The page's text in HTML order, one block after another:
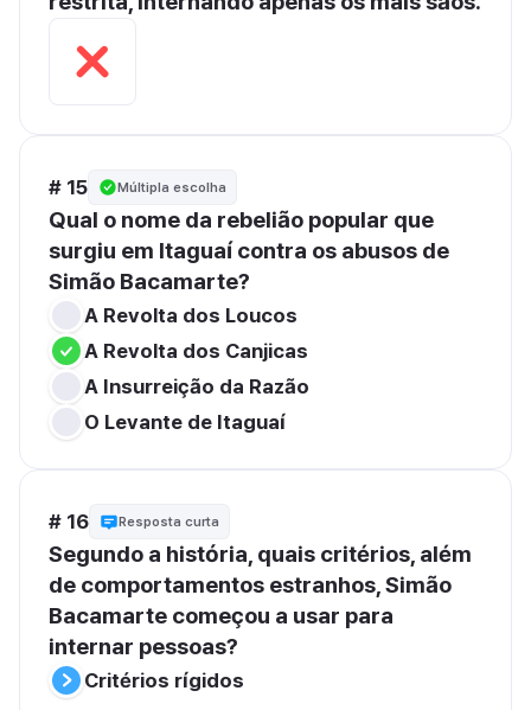
# 15 Múltipla escolha
Qual o nome da rebelião popular que
surgiu em Itaguaí contra os abusos de
Simão Bacamarte?
A Revolta dos Loucos
A Revolta dos Canjicas
A Insurreição da Razão
O Levante de Itaguaí
# 16 Resposta curta
Segundo a história, quais critérios, além
de comportamentos estranhos, Simão
Bacamarte começou a usar para
internar pessoas?
Critérios rígidos